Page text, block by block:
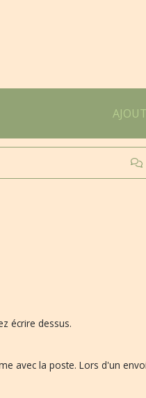
écrire dessus.
avec la poste. Lors d'un